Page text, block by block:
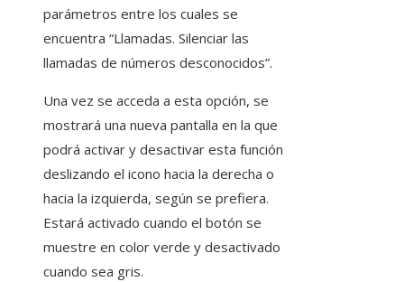
parámetros entre los cuales se
encuentra “Llamadas. Silenciar las
llamadas de números desconocidos”.
Una vez se acceda a esta opción, se
mostrará una nueva pantalla en la que
podrá activar y desactivar esta función
deslizando el icono hacia la derecha o
hacia la izquierda, según se prefiera.
Estará activado cuando el botón se
muestre en color verde y desactivado
cuando sea gris.